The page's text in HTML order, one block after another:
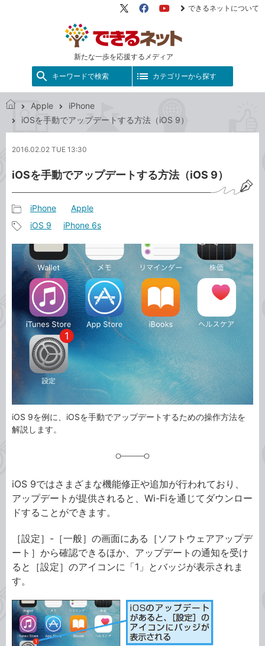
新たな一歩を応援するメディア
X（旧
FacebookYouTube
できるネットについて
キーワードで検索 カテゴリーから探す
で
ネ
ト
Apple
iPhone
iOSを手動でアップデートする方法（iOS 9）
2016.02.02 TUE 13:30
iOSを手動でアップデートする方法（iOS 9）
事
カ
テ
ゴ
リ
iPhone Apple
事
タ
グ
iOS 9 iPhone 6s
iOS 9を例に、iOSを手動でアップデートするための操作方法を
解説します。
iOS 9ではさまざまな機能修正や追加が行われており、
アップデートが提供されると、Wi-Fiを通じてダウンロー
ドすることができます。
［設定］-［一般］の画面にある［ソフトウェアアップデ
ート］から確認できるほか、アップデートの通知を受け
ると［設定］のアイコンに「1」とバッジが表示されま
す。